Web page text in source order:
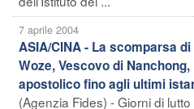
7 aprile 2004
ASIA/CINA - La scomparsa
Woze, Vescovo di
apostolico fino agli ultimi
(Agenzia Fides) - Giorni di